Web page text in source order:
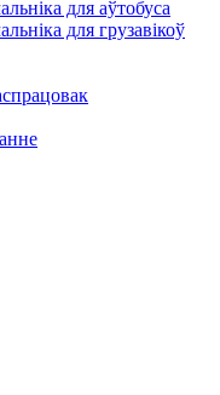
для аўтобуса
для грузавікоў